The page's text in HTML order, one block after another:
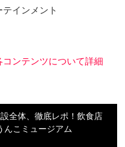
インメント
ンテンツについて詳細
全体、徹底レポ！飲食店
んこミュージアム